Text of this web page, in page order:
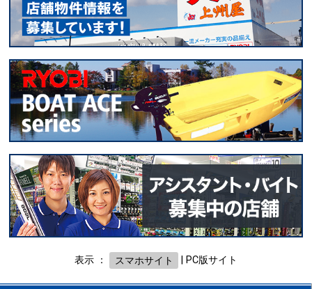
表示 ： スマホサイト PC版サイト